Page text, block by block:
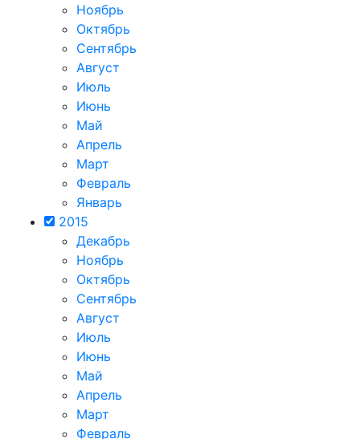
Ноябрь
Октябрь
Сентябрь
Август
Июль
Июнь
Май
Апрель
Март
Февраль
Январь
2015
Декабрь
Ноябрь
Октябрь
Сентябрь
Август
Июль
Июнь
Май
Апрель
Март
Февраль